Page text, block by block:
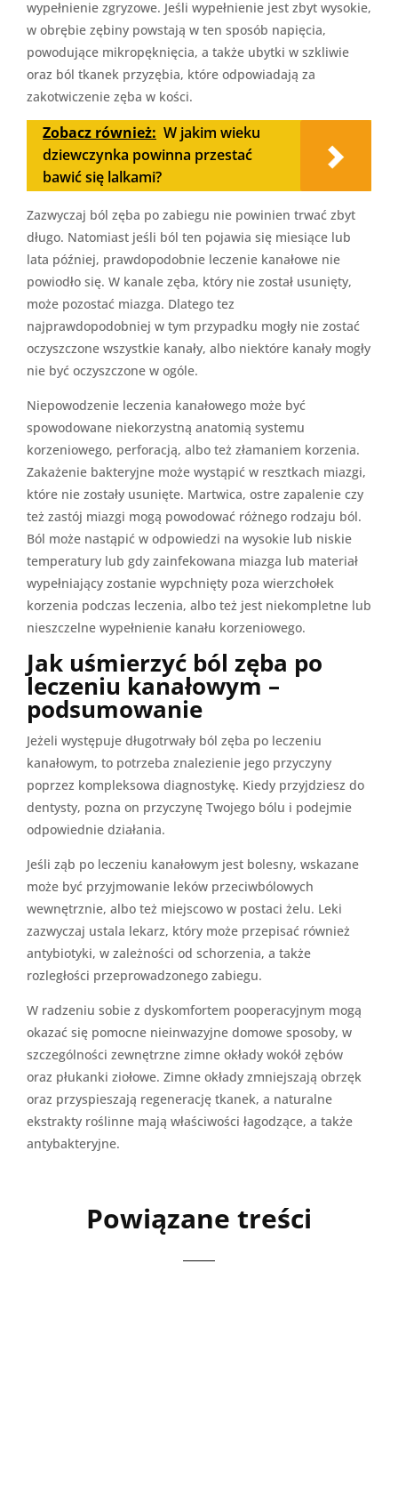
wypełnienie zgryzowe. Jeśli wypełnienie jest zbyt wysokie,
w obrębie zębiny powstają w ten sposób napięcia,
powodujące mikropęknięcia, a także ubytki w szkliwie
oraz ból tkanek przyzębia, które odpowiadają za
zakotwiczenie zęba w kości.
Zobacz również: W jakim wieku
dziewczynka powinna przestać
bawić się lalkami?
Zazwyczaj ból zęba po zabiegu nie powinien trwać zbyt
długo. Natomiast jeśli ból ten pojawia się miesiące lub
lata później, prawdopodobnie leczenie kanałowe nie
powiodło się. W kanale zęba, który nie został usunięty,
może pozostać miazga. Dlatego tez
najprawdopodobniej w tym przypadku mogły nie zostać
oczyszczone wszystkie kanały, albo niektóre kanały mogły
nie być oczyszczone w ogóle.
Niepowodzenie leczenia kanałowego może być
spowodowane niekorzystną anatomią systemu
korzeniowego, perforacją, albo też złamaniem korzenia.
Zakażenie bakteryjne może wystąpić w resztkach miazgi,
które nie zostały usunięte. Martwica, ostre zapalenie czy
też zastój miazgi mogą powodować różnego rodzaju ból.
Ból może nastąpić w odpowiedzi na wysokie lub niskie
temperatury lub gdy zainfekowana miazga lub materiał
wypełniający zostanie wypchnięty poza wierzchołek
korzenia podczas leczenia, albo też jest niekompletne lub
nieszczelne wypełnienie kanału korzeniowego.
Jak uśmierzyć ból zęba po
leczeniu kanałowym –
podsumowanie
Jeżeli występuje długotrwały ból zęba po leczeniu
kanałowym, to potrzeba znalezienie jego przyczyny
poprzez kompleksowa diagnostykę. Kiedy przyjdziesz do
dentysty, pozna on przyczynę Twojego bólu i podejmie
odpowiednie działania.
Jeśli ząb po leczeniu kanałowym jest bolesny, wskazane
może być przyjmowanie leków przeciwbólowych
wewnętrznie, albo też miejscowo w postaci żelu. Leki
zazwyczaj ustala lekarz, który może przepisać również
antybiotyki, w zależności od schorzenia, a także
rozległości przeprowadzonego zabiegu.
W radzeniu sobie z dyskomfortem pooperacyjnym mogą
okazać się pomocne nieinwazyjne domowe sposoby, w
szczególności zewnętrzne zimne okłady wokół zębów
oraz płukanki ziołowe. Zimne okłady zmniejszają obrzęk
oraz przyspieszają regenerację tkanek, a naturalne
ekstrakty roślinne mają właściwości łagodzące, a także
antybakteryjne.
Powiązane treści